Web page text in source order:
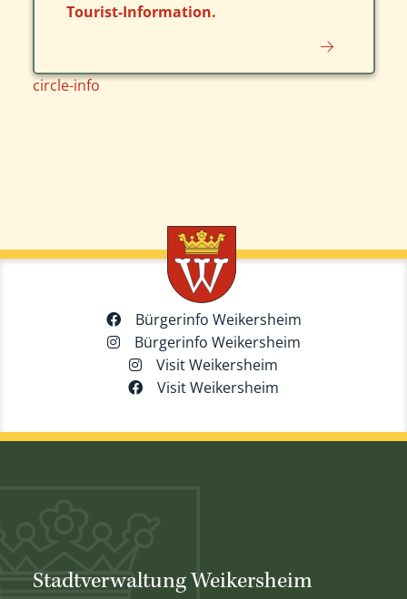
Tourist-Information.
circle-info
Bürgerinfo Weikersheim
Bürgerinfo Weikersheim
Visit Weikersheim
Visit Weikersheim
Stadtverwaltung Weikersheim